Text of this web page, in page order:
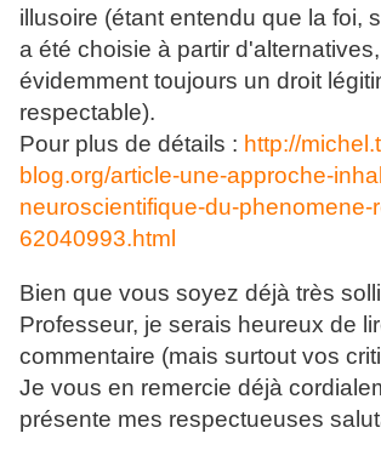
illusoire (étant entendu que la foi,
a été choisie à partir
évidemment toujours un droit
respectable).
Pour plus de détails : http://
blog.org/article-une-approche-
neuroscientifique-du-phenomene-
62040993.html
Bien que vous soyez déjà très
Professeur, je serais heureux de
commentaire (mais surtout vos
Je vous en remercie déjà
présente mes respectueuses